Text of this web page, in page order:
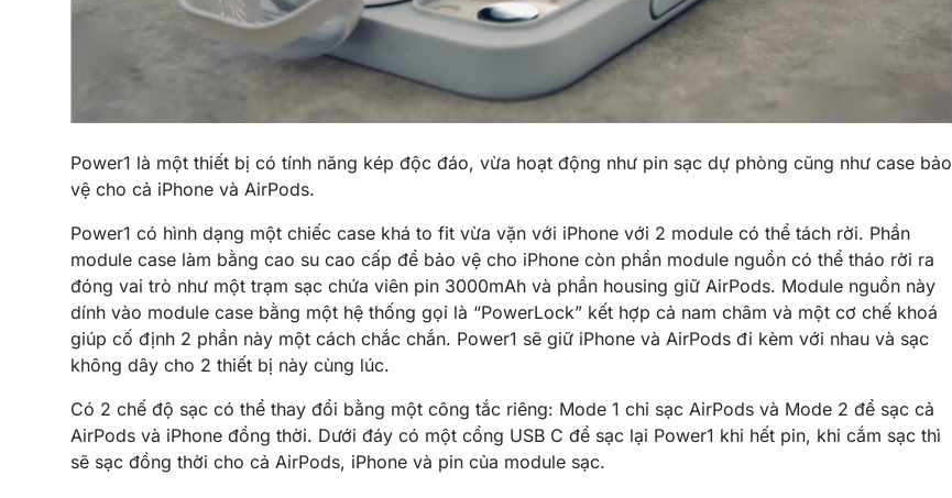
Power1 là một thiết bị có tính năng kép độc đáo, vừa hoạt động như pin sạc dự phòng cũng như case bảo
vệ cho cả iPhone và AirPods.
Power1 có hình dạng một chiếc case khá to fit vừa vặn với iPhone với 2 module có thể tách rời. Phần
module case làm bằng cao su cao cấp để bảo vệ cho iPhone còn phần module nguồn có thể tháo rời ra
đóng vai trò như một trạm sạc chứa viên pin 3000mAh và phần housing giữ AirPods. Module nguồn này
dính vào module case bằng một hệ thống gọi là “PowerLock” kết hợp cả nam châm và một cơ chế khoá
giúp cố định 2 phần này một cách chắc chắn. Power1 sẽ giữ iPhone và AirPods đi kèm với nhau và sạc
không dây cho 2 thiết bị này cùng lúc.
Có 2 chế độ sạc có thể thay đổi bằng một công tắc riêng: Mode 1 chỉ sạc AirPods và Mode 2 để sạc cả
AirPods và iPhone đồng thời. Dưới đáy có một cổng USB C để sạc lại Power1 khi hết pin, khi cắm sạc thì
sẽ sạc đồng thời cho cả AirPods, iPhone và pin của module sạc.